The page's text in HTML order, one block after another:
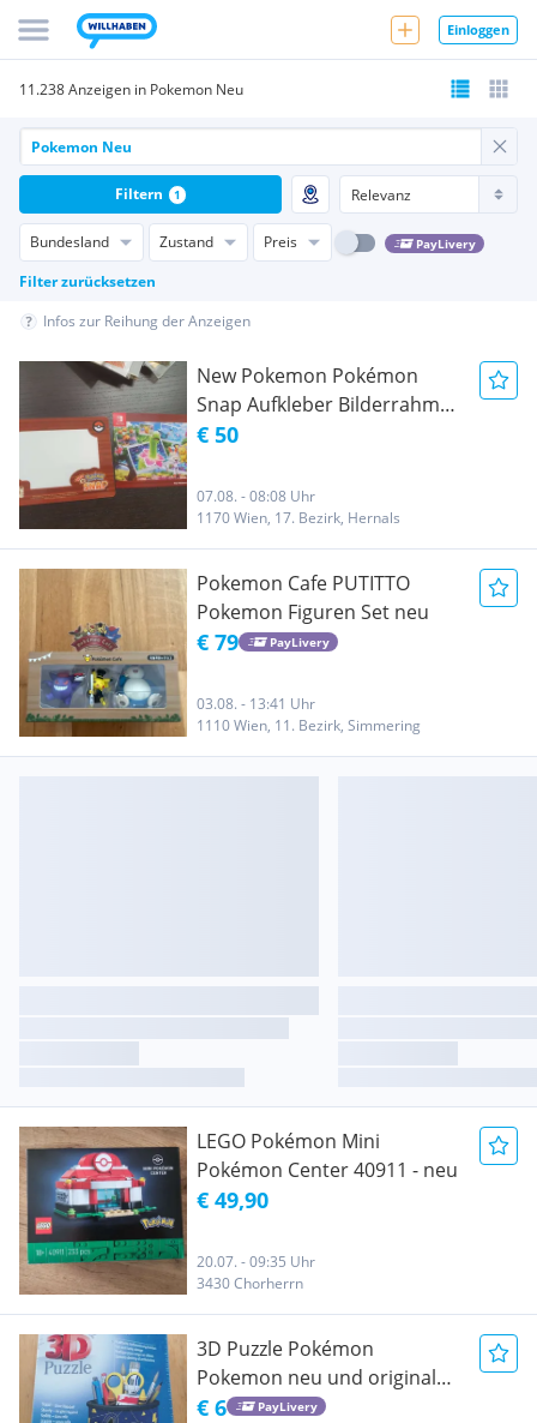
Einloggen
11.238 Anzeigen in Pokemon Neu
Bundesland Zustand Preis PayLivery
Filter zurücksetzen
Filtern 1
Infos zur Reihung der Anzeigen
New Pokemon Pokémon
Snap Aufkleber Bilderrahmen
wie neu
€ 50
07.08. - 08:08 Uhr
1170 Wien, 17. Bezirk, Hernals
Pokemon Cafe PUTITTO
Pokemon Figuren Set neu
€ 79 PayLivery
03.08. - 13:41 Uhr
1110 Wien, 11. Bezirk, Simmering
LEGO Pokémon Mini
Pokémon Center 40911 - neu
€ 49,90
20.07. - 09:35 Uhr
3430 Chorherrn
3D Puzzle Pokémon
Pokemon neu und original
verpackt
€ 6 PayLivery